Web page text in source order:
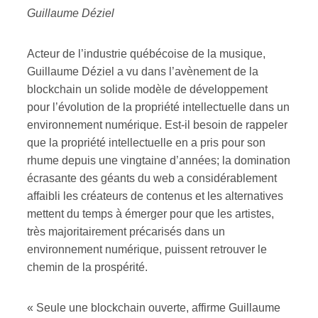
Guillaume Déziel
Acteur de l’industrie québécoise de la musique,
Guillaume Déziel a vu dans l’avènement de la
blockchain un solide modèle de développement
pour l’évolution de la propriété intellectuelle dans un
environnement numérique. Est-il besoin de rappeler
que la propriété intellectuelle en a pris pour son
rhume depuis une vingtaine d’années; la domination
écrasante des géants du web a considérablement
affaibli les créateurs de contenus et les alternatives
mettent du temps à émerger pour que les artistes,
très majoritairement précarisés dans un
environnement numérique, puissent retrouver le
chemin de la prospérité.
« Seule une blockchain ouverte, affirme Guillaume